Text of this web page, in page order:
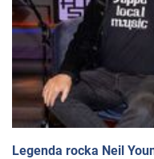
Legenda rocka Neil